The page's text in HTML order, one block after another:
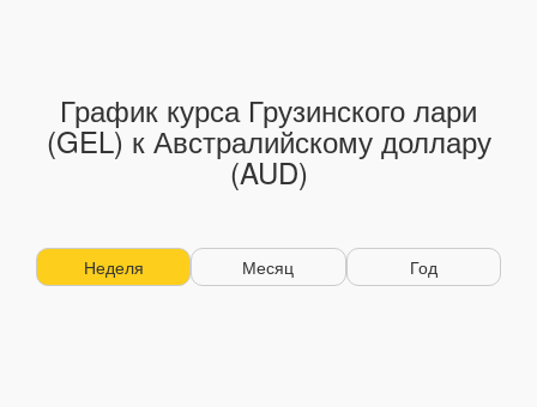
График курса Грузинского лари
(GEL) к Австралийскому доллару
(AUD)
Неделя Месяц Год